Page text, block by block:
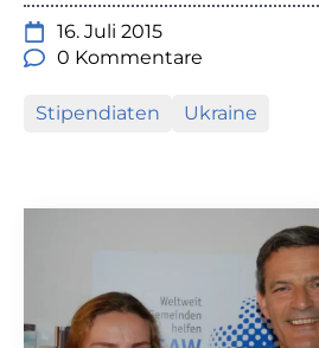
16. Juli 2015
0 Kommentare
Stipendiaten Ukraine